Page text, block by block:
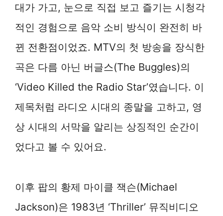
대가 가고, 눈으로 직접 보고 즐기는 시청각
적인 경험으로 음악 소비 방식이 완전히 바
뀐 전환점이었죠. MTV의 첫 방송을 장식한
곡은 다름 아닌 버글스(The Buggles)의
‘Video Killed the Radio Star’였습니다. 이
제목처럼 라디오 시대의 종말을 고하고, 영
상 시대의 서막을 알리는 상징적인 순간이
었다고 볼 수 있어요.
이후 팝의 황제 마이클 잭슨(Michael
Jackson)은 1983년 ‘Thriller’ 뮤직비디오